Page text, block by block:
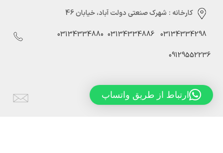
کارخانه : شهرک صنعتی دولت آباد، خیابان 46
03134334298
03134334886
03134334880
09129552236
Info@sepahansarmaco.ir
ارتباط از طریق واتساپ